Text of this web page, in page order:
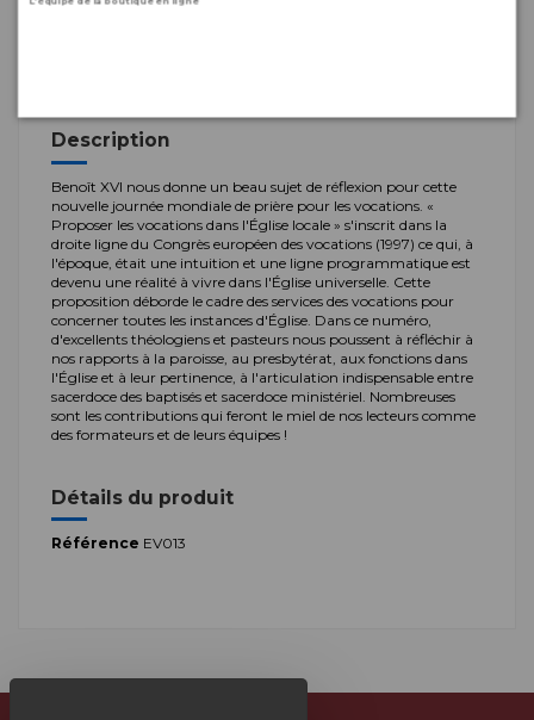
Proposer les vocations dans l'Église locale » s'inscrit dans la
Description
Benoît XVI nous donne un beau sujet de réflexion pour cette
nouvelle journée mondiale de prière pour les vocations. «
Proposer les vocations dans l'Église locale » s'inscrit dans la
droite ligne du Congrès européen des vocations (1997) ce qui, à
l'époque, était une intuition et une ligne programmatique est
devenu une réalité à vivre dans l'Église universelle. Cette
proposition déborde le cadre des services des vocations pour
concerner toutes les instances d'Église. Dans ce numéro,
d'excellents théologiens et pasteurs nous poussent à réfléchir à
nos rapports à la paroisse, au presbytérat, aux fonctions dans
l'Église et à leur pertinence, à l'articulation indispensable entre
sacerdoce des baptisés et sacerdoce ministériel. Nombreuses
sont les contributions qui feront le miel de nos lecteurs comme
des formateurs et de leurs équipes !
Détails du produit
Référence EV013